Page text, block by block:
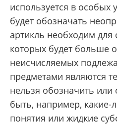
используется в особых
будет обозначать
артикль необходим для
которых будет больше
неисчисляемых
предметами являются
нельзя обозначить или
быть, например, какие-
понятия или жидкие